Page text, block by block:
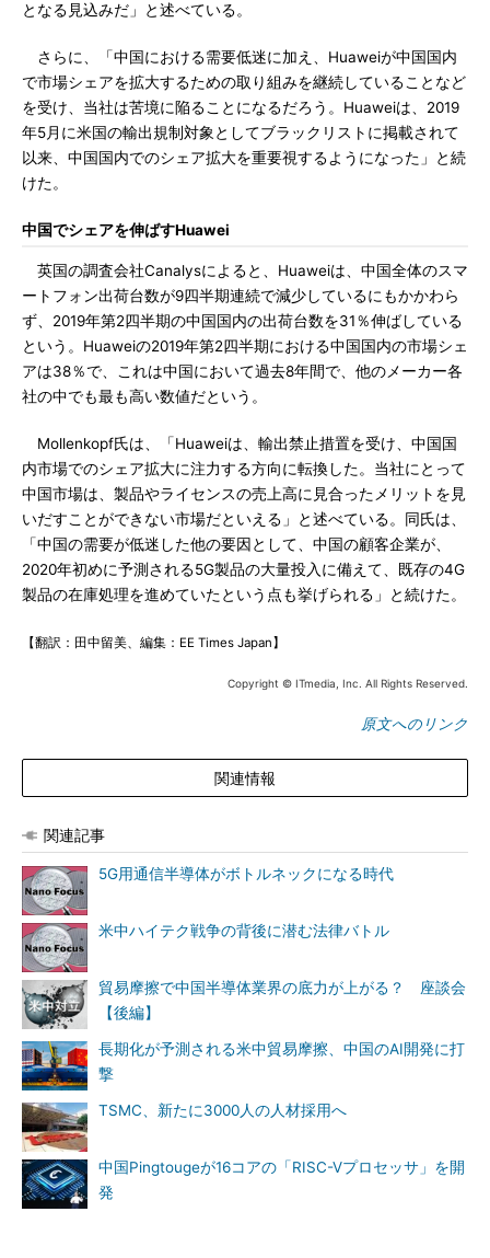
となる見込みだ」と述べている。
さらに、「中国における需要低迷に加え、Huaweiが中国国内
で市場シェアを拡大するための取り組みを継続していることなど
を受け、当社は苦境に陥ることになるだろう。Huaweiは、2019
年5月に米国の輸出規制対象としてブラックリストに掲載されて
以来、中国国内でのシェア拡大を重要視するようになった」と続
けた。
中国でシェアを伸ばすHuawei
英国の調査会社Canalysによると、Huaweiは、中国全体のスマ
ートフォン出荷台数が9四半期連続で減少しているにもかかわら
ず、2019年第2四半期の中国国内の出荷台数を31％伸ばしている
という。Huaweiの2019年第2四半期における中国国内の市場シェ
アは38％で、これは中国において過去8年間で、他のメーカー各
社の中でも最も高い数値だという。
Mollenkopf氏は、「Huaweiは、輸出禁止措置を受け、中国国
内市場でのシェア拡大に注力する方向に転換した。当社にとって
中国市場は、製品やライセンスの売上高に見合ったメリットを見
いだすことができない市場だといえる」と述べている。同氏は、
「中国の需要が低迷した他の要因として、中国の顧客企業が、
2020年初めに予測される5G製品の大量投入に備えて、既存の4G
製品の在庫処理を進めていたという点も挙げられる」と続けた。
【翻訳：田中留美、編集：EE Times Japan】
Copyright © ITmedia, Inc. All Rights Reserved.
原文へのリンク
関連情報
関連記事
5G用通信半導体がボトルネックになる時代
米中ハイテク戦争の背後に潜む法律バトル
貿易摩擦で中国半導体業界の底力が上がる？ 座談会
【後編】
長期化が予測される米中貿易摩擦、中国のAI開発に打
撃
TSMC、新たに3000人の人材採用へ
中国Pingtougeが16コアの「RISC-Vプロセッサ」を開
発